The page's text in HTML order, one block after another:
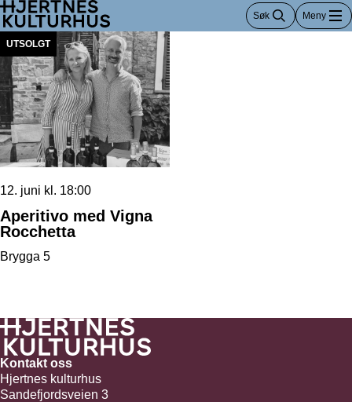
Hopp
til
innhold
Søk Meny
UTSOLGT
12. juni kl. 18:00
Aperitivo med Vigna
Rocchetta
Brygga 5
Kontakt oss
Hjertnes kulturhus
Sandefjordsveien 3